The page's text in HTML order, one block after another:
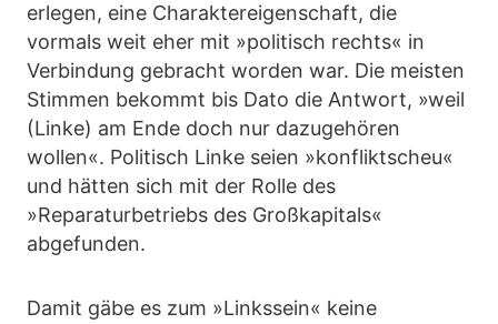
erlegen, eine Charaktereigenschaft, die
vormals weit eher mit »politisch rechts« in
Verbindung gebracht worden war. Die meisten
Stimmen bekommt bis Dato die Antwort, »weil
(Linke) am Ende doch nur dazugehören
wollen«. Politisch Linke seien »konfliktscheu«
und hätten sich mit der Rolle des
»Reparaturbetriebs des Großkapitals«
abgefunden.
Damit gäbe es zum »Linkssein« keine